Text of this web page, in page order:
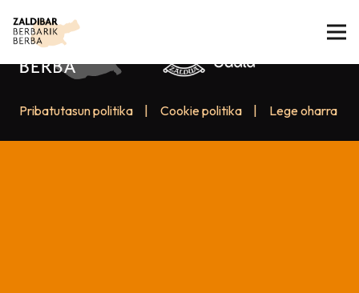
Pribatutasun politika Cookie politika Lege oharra